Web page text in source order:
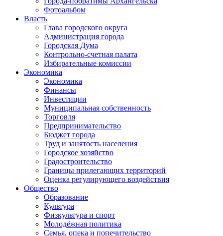
Фотоальбом
Власть
Глава городского округа
Администрация города
Городская Дума
Контрольно-счетная палата
Избирательные комиссии
Экономика
Экономика
Финансы
Инвестиции
Муниципальная собственность
Торговля
Предпринимательство
Бюджет города
Труд и занятость населения
Городское хозяйство
Градостроительство
Границы прилегающих территорий
Оценка регулирующего воздействия
Общество
Образование
Культура
Физкультура и спорт
Молодёжная политика
Семья, опека и попечительство